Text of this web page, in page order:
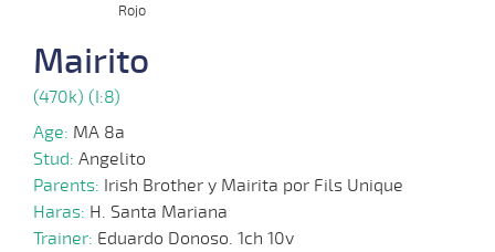
Rojo
Mairito
(470k) (I:8)
Age: MA 8a
Stud: Angelito
Parents: Irish Brother y Mairita por Fils Unique
Haras: H. Santa Mariana
Trainer: Eduardo Donoso. 1ch 10v